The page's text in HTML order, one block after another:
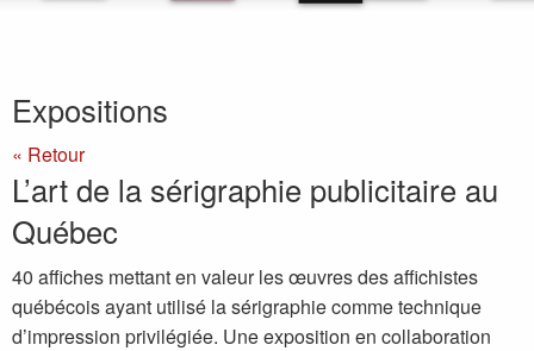
Expositions
« Retour
L’art de la sérigraphie publicitaire au
Québec
40 affiches mettant en valeur les œuvres des affichistes
québécois ayant utilisé la sérigraphie comme technique
d’impression privilégiée. Une exposition en collaboration